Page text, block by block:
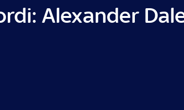
Alexander